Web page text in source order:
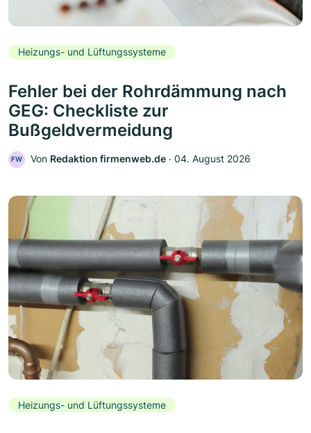
Heizungs- und Lüftungssysteme
Fehler bei der Rohrdämmung nach
GEG: Checkliste zur
Bußgeldvermeidung
FW Von Redaktion firmenweb.de ‧ 04. August 2026
Heizungs- und Lüftungssysteme